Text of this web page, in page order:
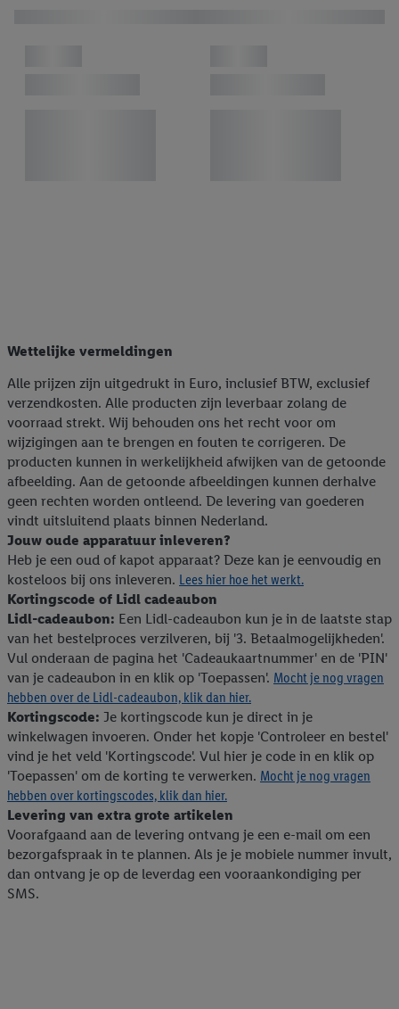
Wettelijke vermeldingen
Alle prijzen zijn uitgedrukt in Euro, inclusief BTW, exclusief
verzendkosten. Alle producten zijn leverbaar zolang de
voorraad strekt. Wij behouden ons het recht voor om
wijzigingen aan te brengen en fouten te corrigeren. De
producten kunnen in werkelijkheid afwijken van de getoonde
afbeelding. Aan de getoonde afbeeldingen kunnen derhalve
geen rechten worden ontleend. De levering van goederen
vindt uitsluitend plaats binnen Nederland.
Jouw oude apparatuur inleveren?
Heb je een oud of kapot apparaat? Deze kan je eenvoudig en
kosteloos bij ons inleveren. Lees hier hoe het werkt.
Kortingscode of Lidl cadeaubon
Lidl-cadeaubon: Een Lidl-cadeaubon kun je in de laatste stap
van het bestelproces verzilveren, bij '3. Betaalmogelijkheden'.
Vul onderaan de pagina het 'Cadeaukaartnummer' en de 'PIN'
van je cadeaubon in en klik op 'Toepassen'. Mocht je nog vragen
hebben over de Lidl-cadeaubon, klik dan hier.
Kortingscode: Je kortingscode kun je direct in je
winkelwagen invoeren. Onder het kopje 'Controleer en bestel'
vind je het veld 'Kortingscode'. Vul hier je code in en klik op
'Toepassen' om de korting te verwerken. Mocht je nog vragen
hebben over kortingscodes, klik dan hier.
Levering van extra grote artikelen
Voorafgaand aan de levering ontvang je een e-mail om een
bezorgafspraak in te plannen. Als je je mobiele nummer invult,
dan ontvang je op de leverdag een vooraankondiging per
SMS.